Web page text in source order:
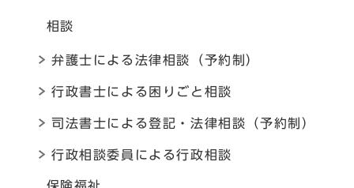
相談
弁護士による法律相談（予約制）
行政書士による困りごと相談
司法書士による登記・法律相談（予約制）
行政相談委員による行政相談
保険福祉